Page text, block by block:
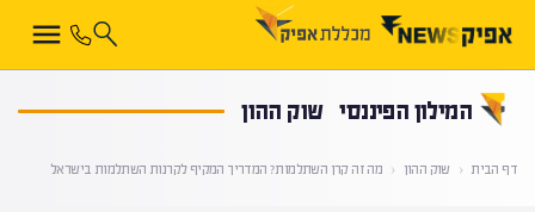
המילון הפיננסי שוק ההון
דף הבית ‹ שוק ההון ‹ מה זה קרן השתלמות? המדריך המקיף לקרנות השתלמות בישראל